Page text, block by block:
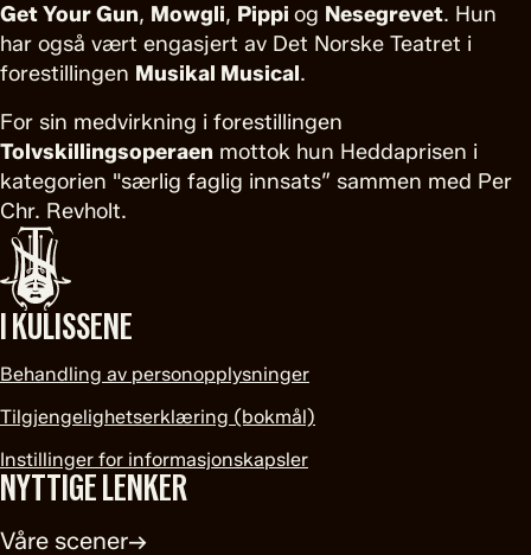
Get Your Gun, Mowgli, Pippi og Nesegrevet. Hun
har også vært engasjert av Det Norske Teatret i
forestillingen Musikal Musical.
For sin medvirkning i forestillingen
Tolvskillingsoperaen mottok hun Heddaprisen i
kategorien "særlig faglig innsats” sammen med Per
Chr. Revholt.
I KULISSENE
Behandling av personopplysninger
Tilgjengelighetserklæring (bokmål)
Instillinger for informasjonskapsler
NYTTIGE LENKER
Våre scener→